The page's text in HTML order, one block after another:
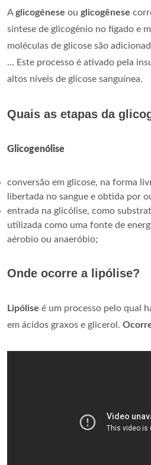
Aglicogénese ou glicogênese
síntese de glicogênio no fígado e
moléculas de glicose são
... Este processo é ativado pela
altos níveis de glicose sanguínea.
Quais as etapas da
Glicogenólise
conversão em glicose, na forma
libertada no sangue e obtida por
entrada na glicólise, como
utilizada como uma fonte de
aérobio ou anaeróbio;
Onde ocorre a lipólise?
Lipólise é um processo pelo qual
em ácidos graxos e glicerol.